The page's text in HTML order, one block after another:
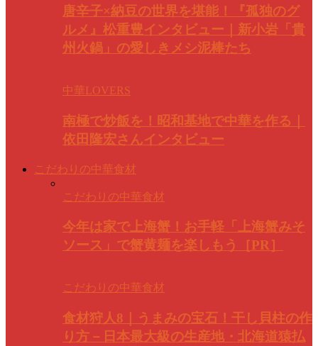
唐辛子×納豆の世界を堪能！『孤独のグ
ルメ』松重豊インタビュー｜新小岩「貴
州火鍋」の愛しきメシ泥棒たち
中華LOVERS
南極で炒飯を！昭和基地で中華を作る｜
依田隆宏さんインタビュー
こだわりの中華食材
こだわりの中華食材
今年は家で上海蟹！お手軽「上海蟹みそ
ソース」で蟹黄麺を楽しもう［PR］
こだわりの中華食材
食材狩人8｜うまみの宝石！干し貝柱の作
り方－日本最大級の生産地・北海道猿払